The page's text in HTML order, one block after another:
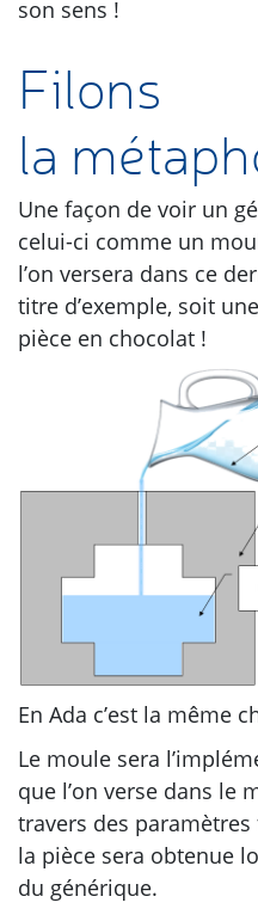
son sens !
Filons
la
Une façon de voir un
celui-ci comme un
l’on versera dans ce
titre d’exemple, soit
pièce en chocolat !
En Ada c’est la même
Le moule sera
que l’on verse dans le
travers des
la pièce sera obtenue
du générique.